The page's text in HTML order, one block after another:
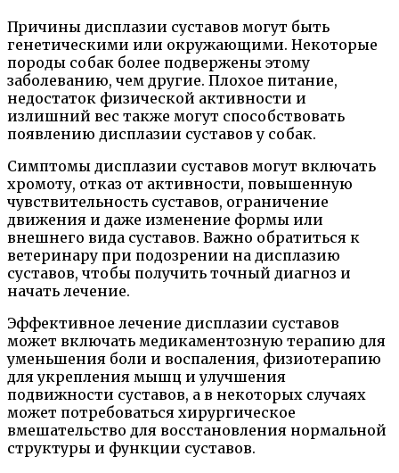
Причины дисплазии суставов могут быть
генетическими или окружающими. Некоторые
породы собак более подвержены этому
заболеванию, чем другие. Плохое питание,
недостаток физической активности и
излишний вес также могут способствовать
появлению дисплазии суставов у собак.
Симптомы дисплазии суставов могут включать
хромоту, отказ от активности, повышенную
чувствительность суставов, ограничение
движения и даже изменение формы или
внешнего вида суставов. Важно обратиться к
ветеринару при подозрении на дисплазию
суставов, чтобы получить точный диагноз и
начать лечение.
Эффективное лечение дисплазии суставов
может включать медикаментозную терапию для
уменьшения боли и воспаления, физиотерапию
для укрепления мышц и улучшения
подвижности суставов, а в некоторых случаях
может потребоваться хирургическое
вмешательство для восстановления нормальной
структуры и функции суставов.